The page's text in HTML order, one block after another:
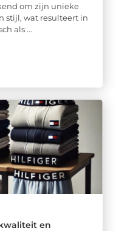
om zijn unieke
stijl, wat resulteert in
als ...
en